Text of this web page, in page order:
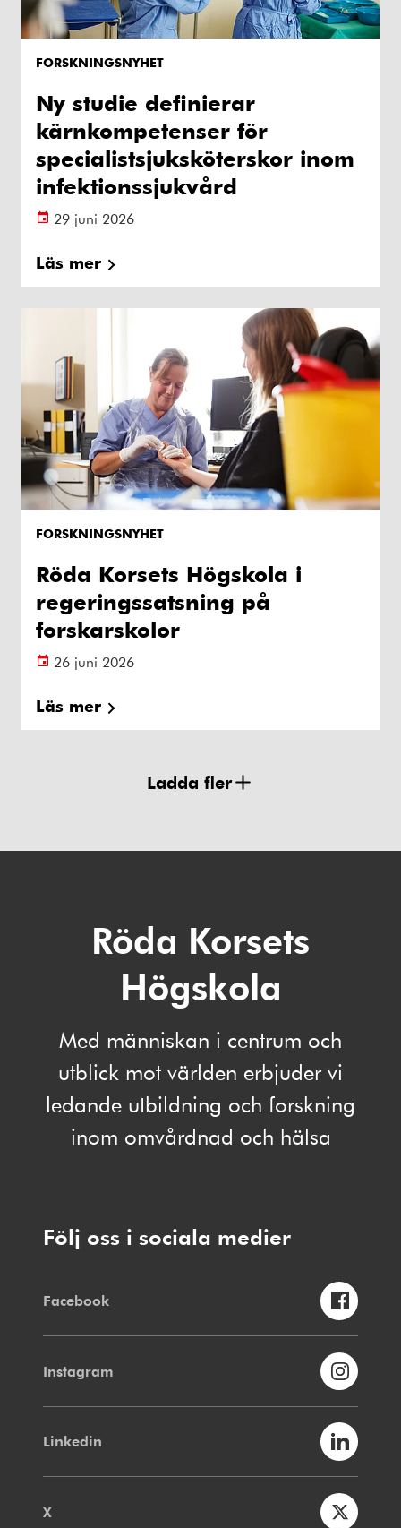
FORSKNINGSNYHET
Ny studie definierar
kärnkompetenser för
specialistsjuksköterskor inom
infektionssjukvård
29 juni 2026
Läs mer
FORSKNINGSNYHET
Röda Korsets Högskola i
regeringssatsning på
forskarskolor
26 juni 2026
Läs mer
Ladda fler
Röda Korsets
Högskola
Med människan i centrum och
utblick mot världen erbjuder vi
ledande utbildning och forskning
inom omvårdnad och hälsa
Följ oss i sociala medier
Facebook
Instagram
Linkedin
X